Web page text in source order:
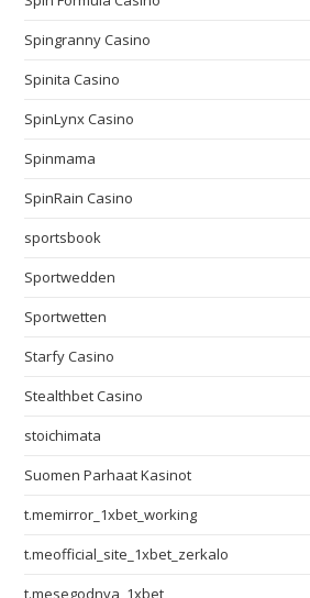
Spingranny Casino
Spinita Casino
SpinLynx Casino
Spinmama
SpinRain Casino
sportsbook
Sportwedden
Sportwetten
Starfy Casino
Stealthbet Casino
stoichimata
Suomen Parhaat Kasinot
t.memirror_1xbet_working
t.meofficial_site_1xbet_zerkalo
t.mesegodnya_1xbet